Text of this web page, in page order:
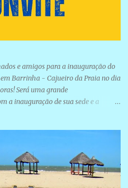
e amigos para a inauguração do
Barrinha - Cajueiro da Praia no dia
Será uma grande
a inauguração de sua sede e a